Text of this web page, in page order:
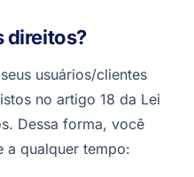
direitos?
usuários/clientes
no artigo 18 da Lei
Dessa forma, você
a qualquer tempo: